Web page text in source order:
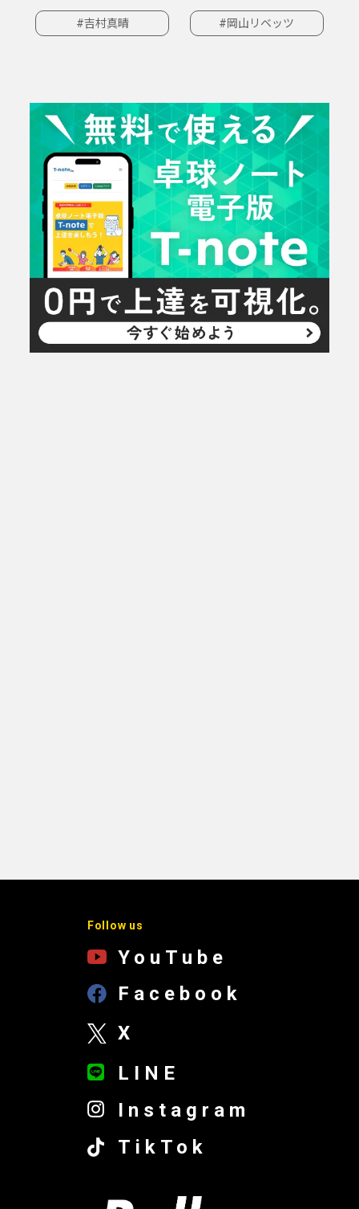
#吉村真晴 #岡山リベッツ
Follow us
YouTube
Facebook
X
LINE
Instagram
TikTok